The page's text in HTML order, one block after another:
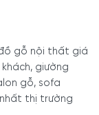
gỗ nội thất giá
giường
gỗ, sofa
thị trường